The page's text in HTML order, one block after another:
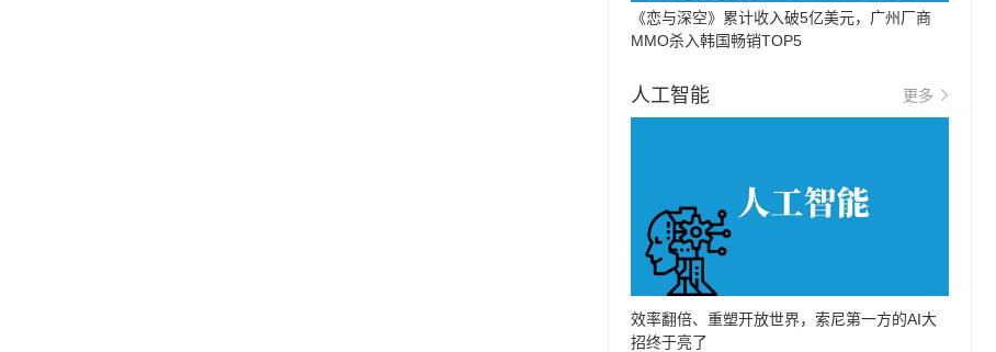
《恋与深空》累计收入破5亿美元，广州厂商
MMO杀入韩国畅销TOP5
人工智能 更多
效率翻倍、重塑开放世界，索尼第一方的AI大
招终于亮了